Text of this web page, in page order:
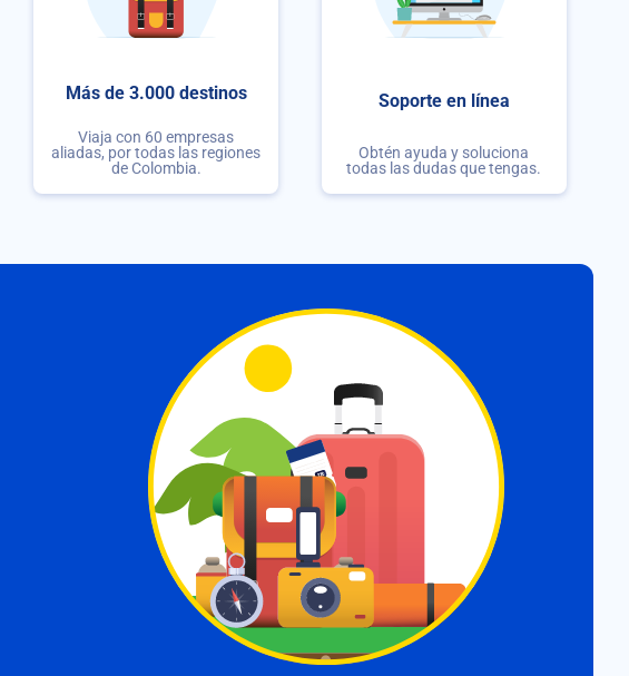
Más de 3.000 destinos
Viaja con 60 empresas
aliadas, por todas las regiones
de Colombia.
Soporte en línea
Obtén ayuda y soluciona
todas las dudas que tengas.